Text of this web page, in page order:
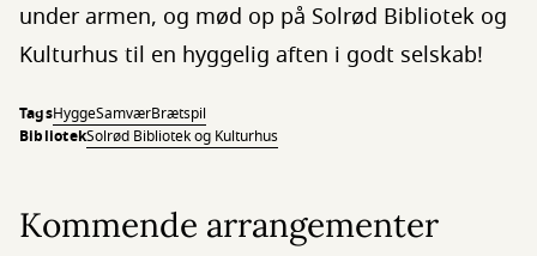
under armen, og mød op på Solrød Bibliotek og
Kulturhus til en hyggelig aften i godt selskab!
TagsHyggeSamværBrætspil
BibliotekSolrød Bibliotek og Kulturhus
Kommende arrangementer